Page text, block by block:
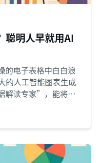
聪明人早就用AI
的电子表格中白白浪
的人工智能图表生成
解读专家”，能将
内而非数小时内就